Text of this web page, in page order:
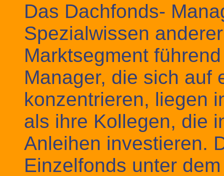
Das Dachfonds-
Spezialwissen
Marktsegment
Manager, die sich auf
konzentrieren, liegen
als ihre Kollegen, die
Anleihen investieren.
Einzelfonds unter